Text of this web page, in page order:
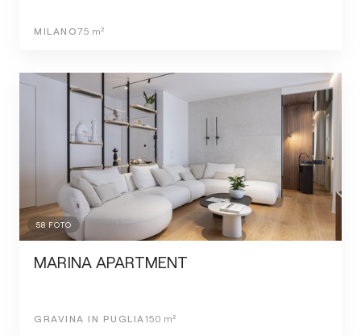
MILANO75 m²
58 FOTO
MARINA APARTMENT
GRAVINA IN PUGLIA 150 m²